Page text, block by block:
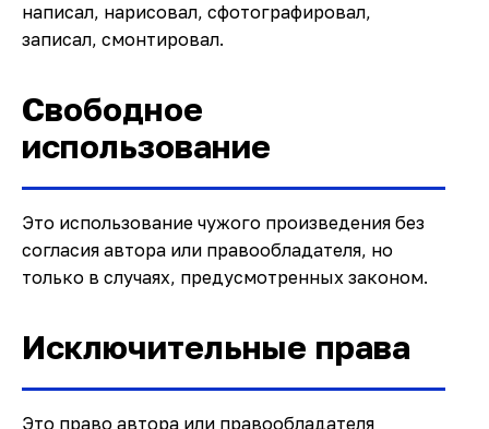
написал, нарисовал, сфотографировал,
записал, смонтировал.
Свободное
использование
Это использование чужого произведения без
согласия автора или правообладателя, но
только в случаях, предусмотренных законом.
Исключительные права
Это право автора или правообладателя